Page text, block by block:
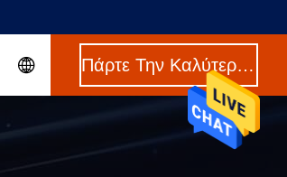
Πάρτε Την Καλύτερη Τιμή